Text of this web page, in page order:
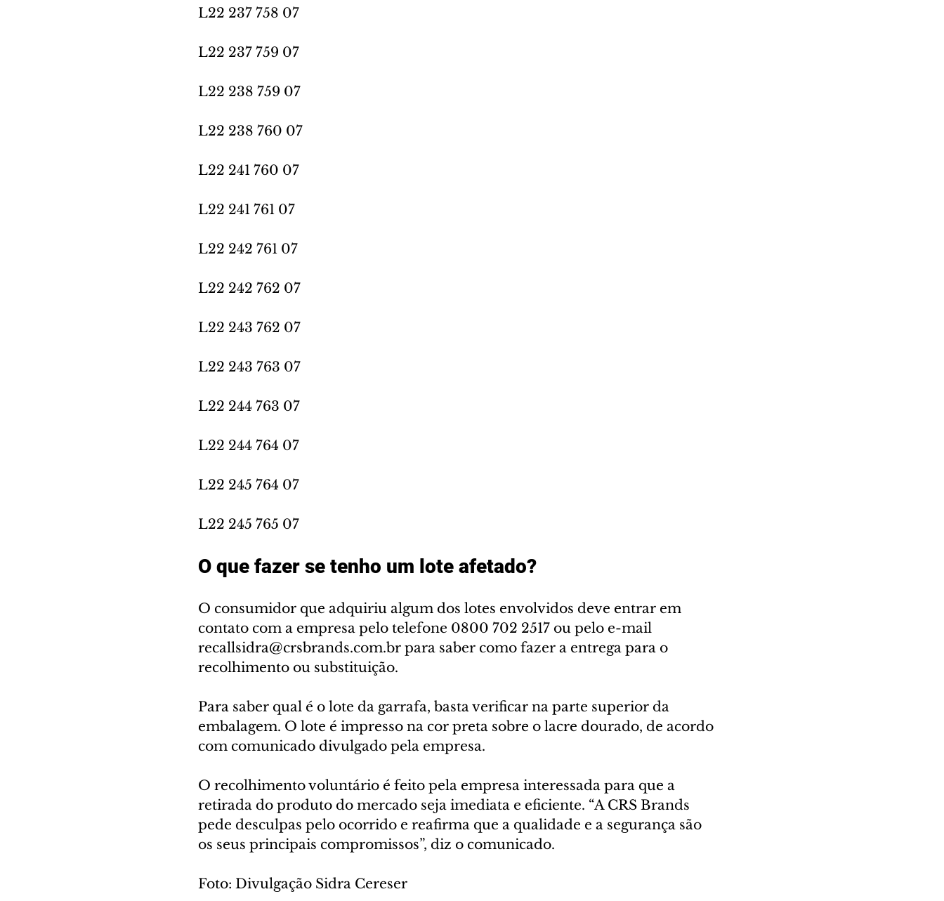
L22 237 758 07
L22 237 759 07
L22 238 759 07
L22 238 760 07
L22 241 760 07
L22 241 761 07
L22 242 761 07
L22 242 762 07
L22 243 762 07
L22 243 763 07
L22 244 763 07
L22 244 764 07
L22 245 764 07
L22 245 765 07
O que fazer se tenho um lote afetado?
O consumidor que adquiriu algum dos lotes envolvidos deve entrar em
contato com a empresa pelo telefone 0800 702 2517 ou pelo e-mail
recallsidra@crsbrands.com.br para saber como fazer a entrega para o
recolhimento ou substituição.
Para saber qual é o lote da garrafa, basta verificar na parte superior da
embalagem. O lote é impresso na cor preta sobre o lacre dourado, de acordo
com comunicado divulgado pela empresa.
O recolhimento voluntário é feito pela empresa interessada para que a
retirada do produto do mercado seja imediata e eficiente. “A CRS Brands
pede desculpas pelo ocorrido e reafirma que a qualidade e a segurança são
os seus principais compromissos”, diz o comunicado.
Foto: Divulgação Sidra Cereser